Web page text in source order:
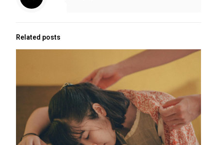
Related posts